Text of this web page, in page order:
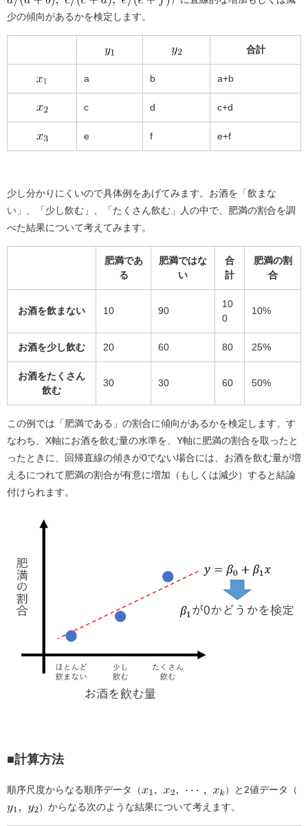
o
k
少の傾向があるかを検定します。
合計
a b a+b
c d c+d
e f e+f
少し分かりにくいので具体例をあげてみます。お酒を「飲まな
い」、「少し飲む」、「たくさん飲む」人の中で、肥満の割合を調
べた結果について考えてみます。
肥満であ
る
肥満ではな
い
合
計
肥満の割
合
お酒を飲まない 10 90
10
0
10%
お酒を少し飲む 20 60 80 25%
お酒をたくさん
飲む
30 30 60 50%
この例では「肥満である」の割合に傾向があるかを検定します。す
なわち、X軸にお酒を飲む量の水準を、Y軸に肥満の割合を取ったと
ったときに、回帰直線の傾きが0でない場合には、お酒を飲む量が増
えるにつれて肥満の割合が有意に増加（もしくは減少）すると結論
付けられます。
■計算方法
順序尺度からなる順序データ（
）と2値データ（
）からなる次のような結果について考えます。